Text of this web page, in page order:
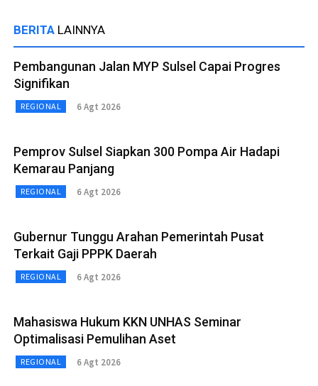
BERITA LAINNYA
Pembangunan Jalan MYP Sulsel Capai Progres
Signifikan
REGIONAL 6 Agt 2026
Pemprov Sulsel Siapkan 300 Pompa Air Hadapi
Kemarau Panjang
REGIONAL 6 Agt 2026
Gubernur Tunggu Arahan Pemerintah Pusat
Terkait Gaji PPPK Daerah
REGIONAL 6 Agt 2026
Mahasiswa Hukum KKN UNHAS Seminar
Optimalisasi Pemulihan Aset
REGIONAL 6 Agt 2026